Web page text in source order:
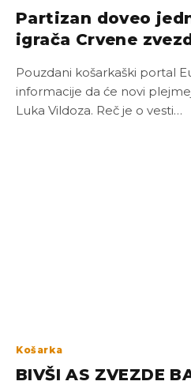
Partizan doveo
igrača Crvene
Pouzdani košarkaški portal
informacije da će novi
Luka Vildoza. Reč je o vesti…
Košarka
BIVŠI AS ZVEZDE